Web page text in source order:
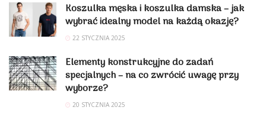
Koszulka męska i koszulka damska – jak
wybrać idealny model na każdą okazję?
22 STYCZNIA 2025
Elementy konstrukcyjne do zadań
specjalnych – na co zwrócić uwagę przy
wyborze?
20 STYCZNIA 2025